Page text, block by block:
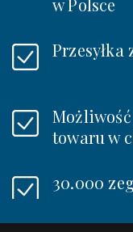
w Polsce
Przesyłka
towaru w
30.000